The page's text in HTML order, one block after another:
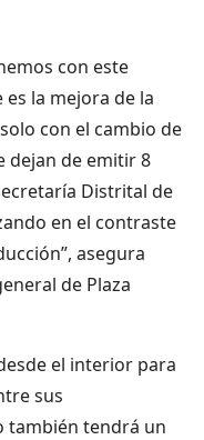
con este
la mejora de la
con el cambio de
dejan de emitir 8
Distrital de
en el contraste
asegura
de Plaza
el interior para
sus
también tendrá un